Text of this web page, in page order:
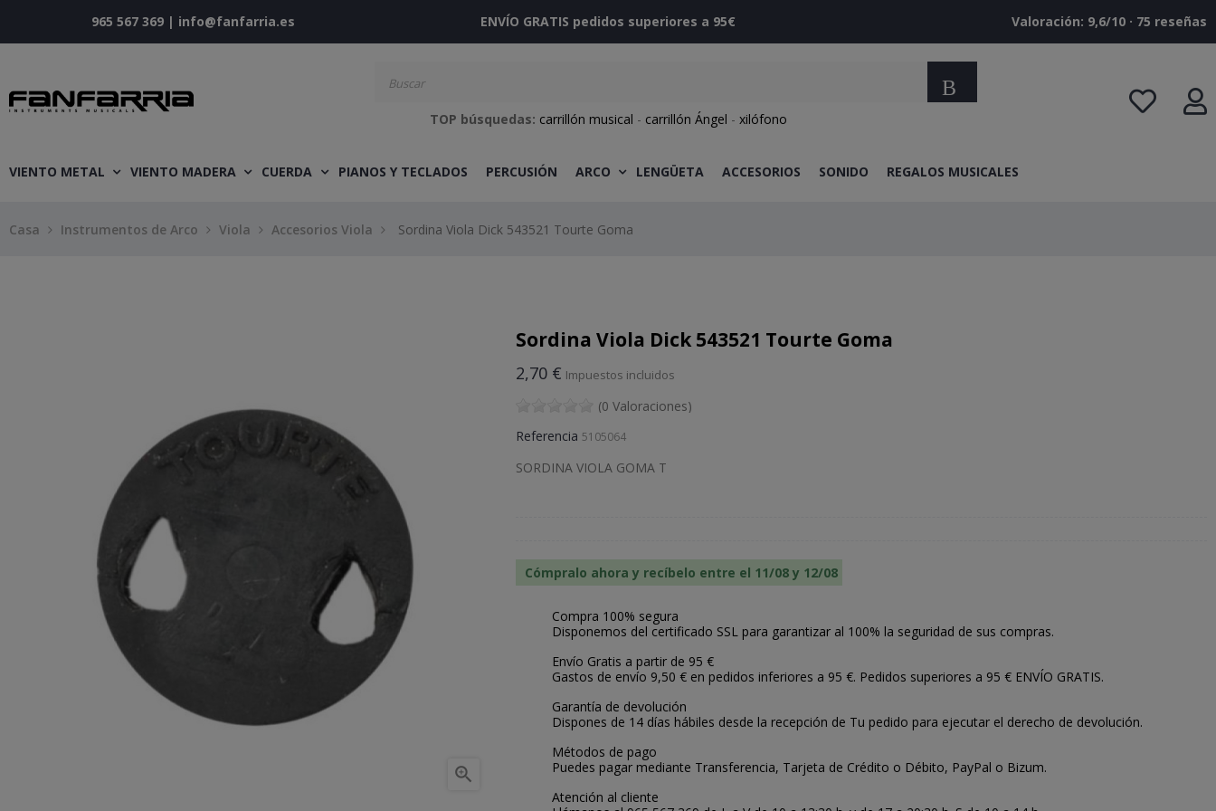
965 567 369 | info@fanfarria.es ENVÍO GRATIS pedidos superiores a 95€ Valoración: 9,6/10 · ‎75 reseñas
Buscar
TOP búsquedas: carrillón musical - carrillón Ángel - xilófono
VIENTO METAL VIENTO MADERA CUERDA PIANOS Y TECLADOS PERCUSIÓN ARCO LENGÜETA ACCESORIOS SONIDO REGALOS MUSICALES
Casa Instrumentos de Arco Viola Accesorios Viola Sordina Viola Dick 543521 Tourte Goma

Sordina Viola Dick 543521 Tourte Goma
2,70 € Impuestos incluidos
(0 Valoraciones)
Referencia 5105064
SORDINA VIOLA GOMA T
Cómpralo ahora y recíbelo entre el 11/08 y 12/08
Compra 100% segura
Disponemos del certificado SSL para garantizar al 100% la seguridad de sus compras.
Envío Gratis a partir de 95 €
Gastos de envío 9,50 € en pedidos inferiores a 95 €. Pedidos superiores a 95 € ENVÍO GRATIS.
Garantía de devolución
Dispones de 14 días hábiles desde la recepción de Tu pedido para ejecutar el derecho de devolución.
Métodos de pago
Puedes pagar mediante Transferencia, Tarjeta de Crédito o Débito, PayPal o Bizum.
Atención al cliente